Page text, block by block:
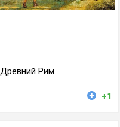
Древний Рим
+1